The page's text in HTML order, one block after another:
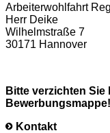
Arbeiterwohlfahrt
Herr Deike
Wilhelmstraße 7
30171 Hannover
Bitte verzichten
Bewerbungsmappe!
Kontakt